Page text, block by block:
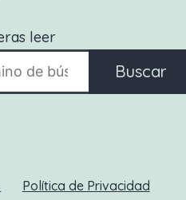
leer
Buscar
Política de Privacidad